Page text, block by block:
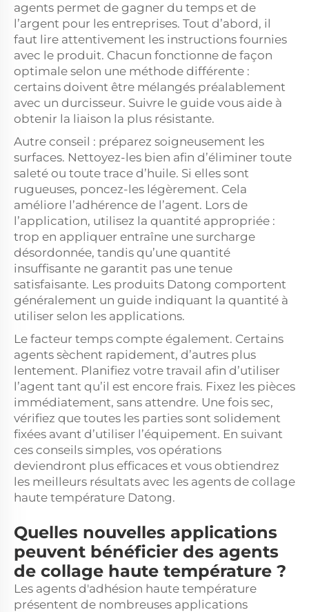
agents permet de gagner du temps et de
l’argent pour les entreprises. Tout d’abord, il
faut lire attentivement les instructions fournies
avec le produit. Chacun fonctionne de façon
optimale selon une méthode différente :
certains doivent être mélangés préalablement
avec un durcisseur. Suivre le guide vous aide à
obtenir la liaison la plus résistante.
Autre conseil : préparez soigneusement les
surfaces. Nettoyez-les bien afin d’éliminer toute
saleté ou toute trace d’huile. Si elles sont
rugueuses, poncez-les légèrement. Cela
améliore l’adhérence de l’agent. Lors de
l’application, utilisez la quantité appropriée :
trop en appliquer entraîne une surcharge
désordonnée, tandis qu’une quantité
insuffisante ne garantit pas une tenue
satisfaisante. Les produits Datong comportent
généralement un guide indiquant la quantité à
utiliser selon les applications.
Le facteur temps compte également. Certains
agents sèchent rapidement, d’autres plus
lentement. Planifiez votre travail afin d’utiliser
l’agent tant qu’il est encore frais. Fixez les pièces
immédiatement, sans attendre. Une fois sec,
vérifiez que toutes les parties sont solidement
fixées avant d’utiliser l’équipement. En suivant
ces conseils simples, vos opérations
deviendront plus efficaces et vous obtiendrez
les meilleurs résultats avec les agents de collage
haute température Datong.
Quelles nouvelles applications
peuvent bénéficier des agents
de collage haute température ?
Les agents d'adhésion haute température
présentent de nombreuses applications